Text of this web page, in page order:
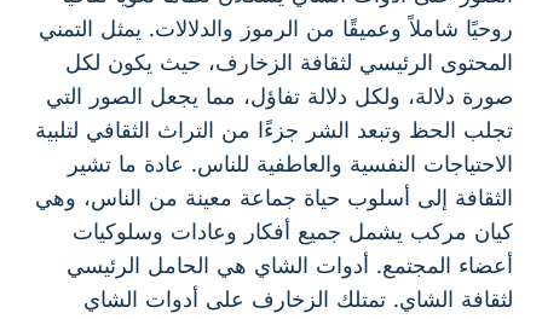
روحيًا شاملاً وعميقًا من الرموز والدلالات. يمثل التمني
المحتوى الرئيسي لثقافة الزخارف، حيث يكون لكل
صورة دلالة، ولكل دلالة تفاؤل، مما يجعل الصور التي
تجلب الحظ وتبعد الشر جزءًا من التراث الثقافي لتلبية
الاحتياجات النفسية والعاطفية للناس. عادة ما تشير
الثقافة إلى أسلوب حياة جماعة معينة من الناس، وهي
كيان مركب يشمل جميع أفكار وعادات وسلوكيات
أعضاء المجتمع. أدوات الشاي هي الحامل الرئيسي
لثقافة الشاي. تمتلك الزخارف على أدوات الشاي